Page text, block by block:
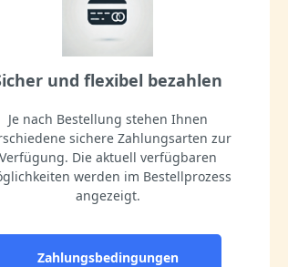
und flexibel bezahlen
Je nach Bestellung stehen Ihnen
sichere Zahlungsarten zur
Verfügung. Die aktuell verfügbaren
werden im Bestellprozess
angezeigt.
Zahlungsbedingungen